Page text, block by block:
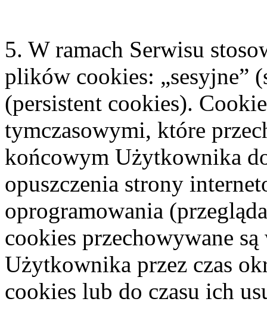
5. W ramach Serwisu
plików cookies: „sesyjne”
(persistent cookies).
tymczasowymi, które
końcowym Użytkownika
opuszczenia strony
oprogramowania
cookies przechowywane
Użytkownika przez czas
cookies lub do czasu ich